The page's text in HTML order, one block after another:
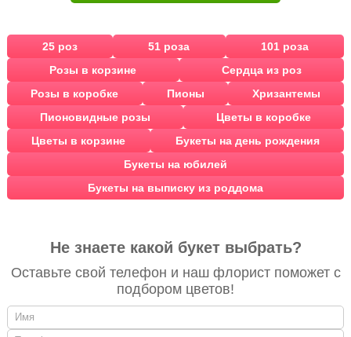
25 роз 51 роза
101 роза
Розы в корзине
Сердца из роз
Розы в коробке
Пионы
Хризантемы
Пионовидные розы
Цветы в коробке
Цветы в корзине
Букеты на день рождения
Букеты на юбилей
Букеты на выписку из роддома
Не знаете какой букет выбрать?
Оставьте свой телефон и наш флорист поможет с
подбором цветов!